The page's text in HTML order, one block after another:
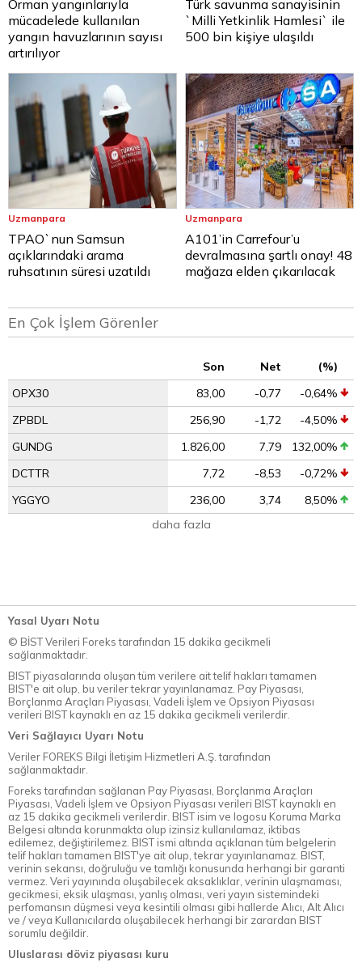
Orman yangınlarıyla
mücadelede kullanılan
yangın havuzlarının sayısı
artırılıyor
Türk savunma sanayisinin
`Milli Yetkinlik Hamlesi` ile
500 bin kişiye ulaşıldı
Uzmanpara
TPAO`nun Samsun
açıklarındaki arama
ruhsatının süresi uzatıldı
Uzmanpara
A101’in Carrefour’u
devralmasına şartlı onay! 48
mağaza elden çıkarılacak
En Çok İşlem Görenler
Son Net
(%)
OPX30
83,00 -0,77
-0,64%
ZPBDL
256,90 -1,72
-4,50%
GUNDG
1.826,00 7,79
132,00%
DCTTR
7,72 -8,53
-0,72%
YGGYO
236,00 3,74
8,50%
daha fazla
Yasal Uyarı Notu
© BİST Verileri Foreks tarafından 15 dakika gecikmeli
sağlanmaktadır.
BIST piyasalarında oluşan tüm verilere ait telif hakları tamamen
BIST'e ait olup, bu veriler tekrar yayınlanamaz. Pay Piyasası,
Borçlanma Araçları Piyasası, Vadeli İşlem ve Opsiyon Piyasası
verileri BIST kaynaklı en az 15 dakika gecikmeli verilerdir.
Veri Sağlayıcı Uyarı Notu
Veriler FOREKS Bilgi İletişim Hizmetleri A.Ş. tarafından
sağlanmaktadır.
Foreks tarafından sağlanan Pay Piyasası, Borçlanma Araçları
Piyasası, Vadeli İşlem ve Opsiyon Piyasası verileri BIST kaynaklı en
az 15 dakika gecikmeli verilerdir. BIST isim ve logosu Koruma Marka
Belgesi altında korunmakta olup izinsiz kullanılamaz, iktibas
edilemez, değiştirilemez. BIST ismi altında açıklanan tüm belgelerin
telif hakları tamamen BIST'ye ait olup, tekrar yayınlanamaz. BIST,
verinin sekansı, doğruluğu ve tamlığı konusunda herhangi bir garanti
vermez. Veri yayınında oluşabilecek aksaklıklar, verinin ulaşmaması,
gecikmesi, eksik ulaşması, yanlış olması, veri yayın sistemindeki
perfomansın düşmesi veya kesintili olması gibi hallerde Alıcı, Alt Alıcı
ve / veya Kullanıcılarda oluşabilecek herhangi bir zarardan BIST
sorumlu değildir.
Uluslarası döviz piyasası kuru